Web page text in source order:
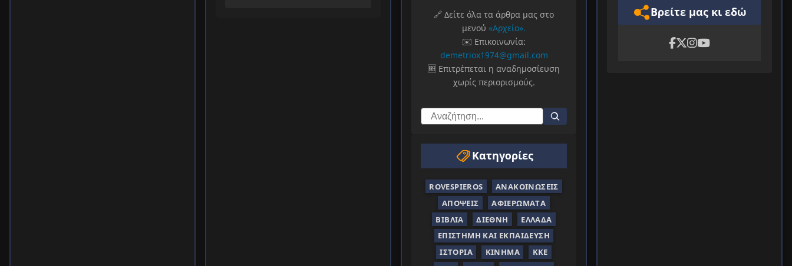
🔗 Δείτε όλα τα άρθρα μας στο
μενού «Αρχείο».
✉️ Επικοινωνία:
demetriox1974@gmail.com
🆓 Επιτρέπεται η αναδημοσίευση
χωρίς περιορισμούς.
Κατηγορίες
ROVESPIEROS
ΑΝΑΚΟΙΝΏΣΕΙΣ
ΑΠΌΨΕΙΣ
ΑΦΙΕΡΏΜΑΤΑ
ΒΙΒΛΊΑ
ΔΙΕΘΝΉ
ΕΛΛΆΔΑ
ΕΠΙΣΤΉΜΗ ΚΑΙ ΕΚΠΑΊΔΕΥΣΗ
ΙΣΤΟΡΊΑ
ΚΊΝΗΜΑ
ΚΚΕ
Βρείτε μας κι εδώ